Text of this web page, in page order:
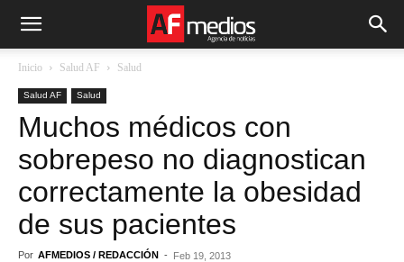
Inicio Salud AF Salud
Salud AF Salud
Muchos médicos con
sobrepeso no diagnostican
correctamente la obesidad
de sus pacientes
Por AFMEDIOS / REDACCIÓN - Feb 19, 2013